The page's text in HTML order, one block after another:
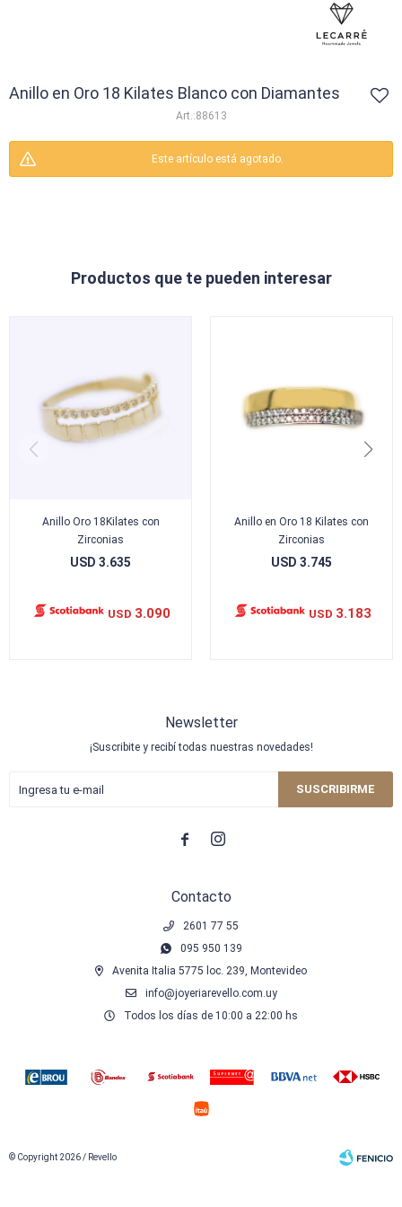
Anillo en Oro 18 Kilates Blanco con Diamantes
88613
Este artículo está agotado.
Productos que te pueden interesar
Anillo Oro 18Kilates con
Zirconias
USD 3.635
USD 3.090
Anillo en Oro 18 Kilates con
Zirconias
USD 3.745
USD 3.183
Contacto
2601 77 55
095 950 139
Avenita Italia 5775 loc. 239, Montevideo
info@joyeriarevello.com.uy
Todos los días de 10:00 a 22:00 hs
Newsletter
¡Suscribite y recibí todas nuestras novedades!
SUSCRIBIRME
 
© Copyright 2026 / Revello